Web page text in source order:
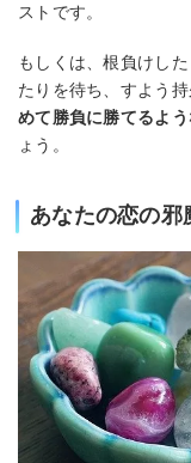
ストです。
もしくは、根負けし
たりを待ち、すよう
めて勝負に勝てるよ
ょう。
あなたの恋の邪